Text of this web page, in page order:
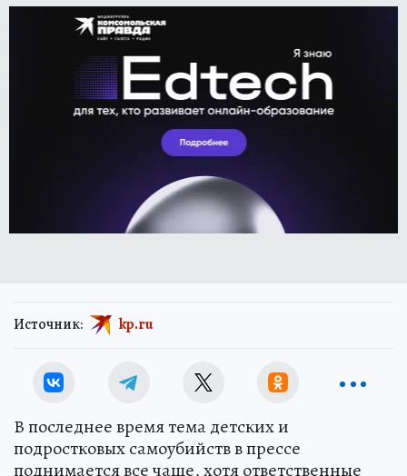
Источник: kp.ru
В последнее время тема детских и
подростковых самоубийств в прессе
поднимается все чаще, хотя ответственные